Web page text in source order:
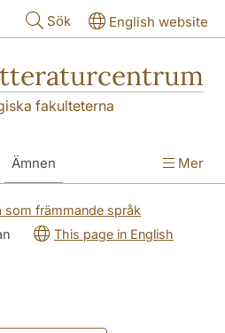
Sök English website
fakulteterna
Ämnen
Institutionen
Mer
som främmande språk
This page in English